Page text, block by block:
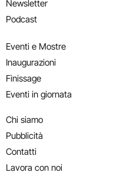
Newsletter
Podcast
Eventi e Mostre
Inaugurazioni
Finissage
Eventi in giornata
Chi siamo
Pubblicità
Contatti
Lavora con noi